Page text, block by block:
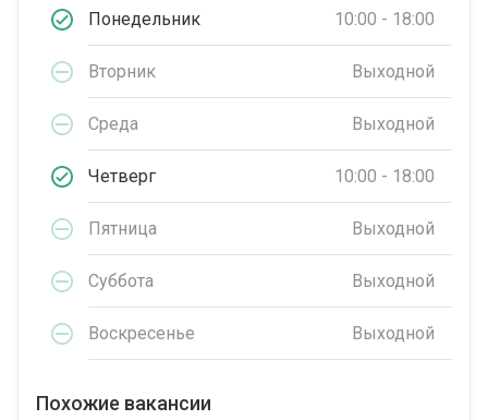
Понедельник 10:00 - 18:00
Вторник Выходной
Среда Выходной
Четверг 10:00 - 18:00
Пятница Выходной
Суббота Выходной
Воскресенье Выходной
Похожие вакансии